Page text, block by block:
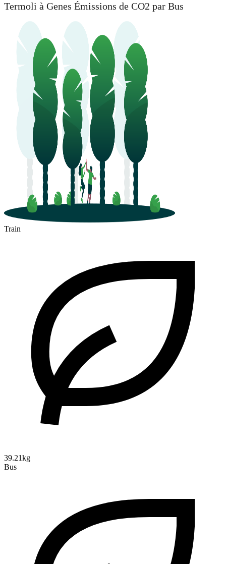
Termoli à Genes Émissions de CO2 par Bus
Train
39.21kg
Bus